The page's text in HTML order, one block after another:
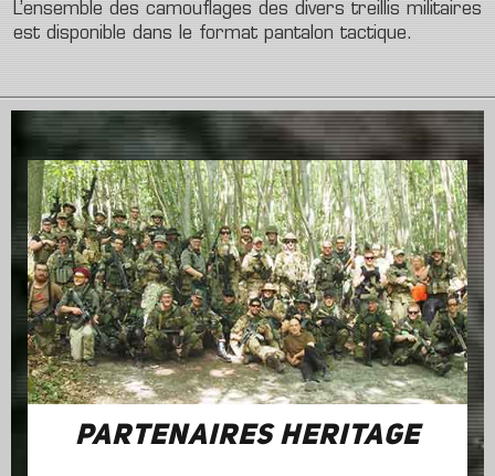
L’ensemble des camouflages des divers treillis militaires
est disponible dans le format pantalon tactique.
PARTENAIRES HERITAGE